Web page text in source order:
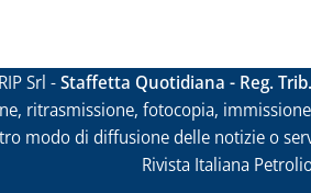
Srl -Staffetta Quotidiana - Reg.
ritrasmissione, fotocopia,
modo di diffusione delle notizie o
Rivista Italiana